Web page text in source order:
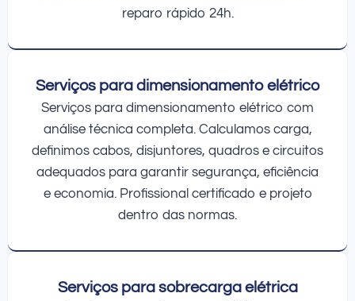
reparo rápido 24h.
Serviços para dimensionamento elétrico
Serviços para dimensionamento elétrico com
análise técnica completa. Calculamos carga,
definimos cabos, disjuntores, quadros e circuitos
adequados para garantir segurança, eficiência
e economia. Profissional certificado e projeto
dentro das normas.
Serviços para sobrecarga elétrica